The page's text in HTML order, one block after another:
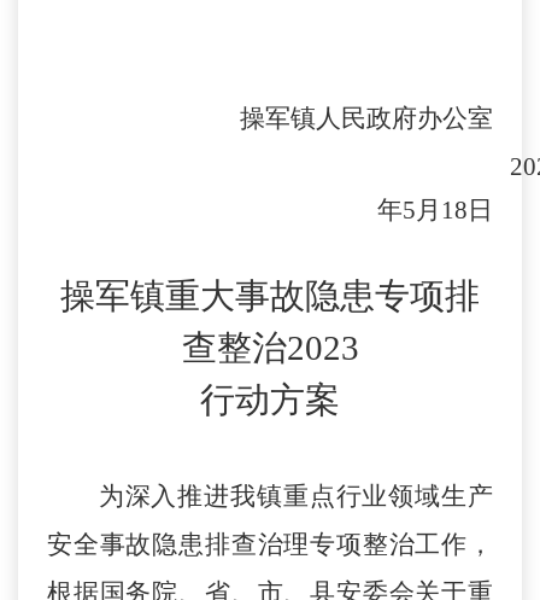
操军镇人民政府办公室
年5月 18 日
操军镇重大事故隐患专项排
查整治2023
行动方案
为深入推进我镇重点行业领域生产
安全事故隐患排查治理专项整治工作，
根据国务院、省、市、县安委会关于重